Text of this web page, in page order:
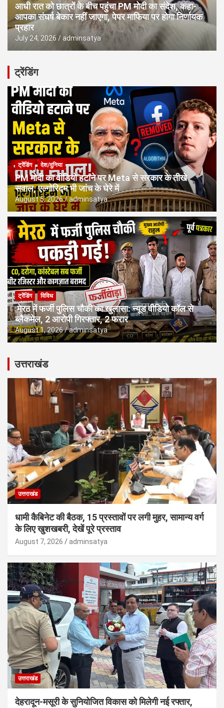
आधी रात को छात्रों के बीच पहुंचा PM मोदी का संदेश, कहा-
आपका संघर्ष बेकार नहीं जाएगा, पेपर माफिया पर होगा निर्णायक
प्रहार
July 24, 2026 adminsatya
ट्रेंडिंग
ट्रेंडिंग देश/दुनिया
PM मोदी का वीडियो हटाने पर Meta से सरकार के तीखे
सवाल, एल्गोरिद्म भी जांच के घेरे में
August 5, 2026 adminsatya
ट्रेंडिंग विविध
मेरठ में फर्जी पुलिस चौकी का खुलासा: न्यूड वीडियो कॉल से
ब्लैकमेल, 2 आरोपी गिरफ्तार, 2 फरार
August 1, 2026 adminsatya
उत्तराखंड
उत्तराखंड
धामी कैबिनेट की बैठक, 15 प्रस्तावों पर लगी मुहर, सामान्य वर्ग
के लिए खुशखबरी, देखें पूरे प्रस्ताव
August 7, 2026 adminsatya
उत्तराखंड
देहरादून-मसूरी के सुनियोजित विकास को मिलेगी नई रफ्तार,